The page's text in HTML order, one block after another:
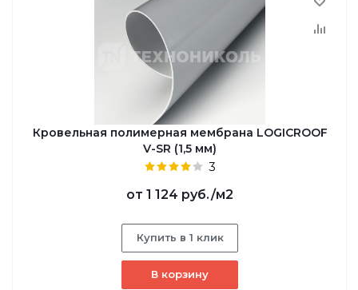
Кровельная полимерная мембрана LOGICROOF
V-SR (1,5 мм)
3
от 1 124 руб./м2
Купить в 1 клик
В корзину